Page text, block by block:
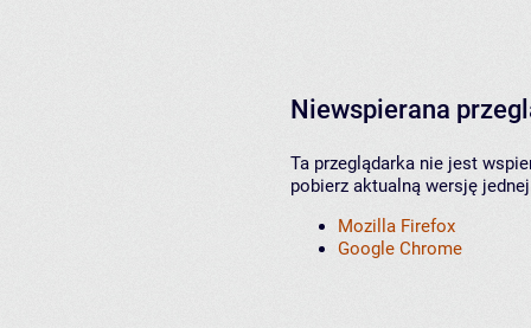
Niewspierana
Ta przeglądarka nie jest
pobierz aktualną wersję
Mozilla Firefox
Google Chrome